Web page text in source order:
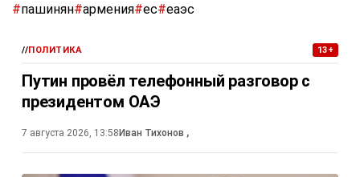
#пашинян#армения#ес#еаэс
//ПОЛИТИКА 13+
Путин провёл телефонный разговор с
президентом ОАЭ
7 августа 2026, 13:58Иван Тихонов ,